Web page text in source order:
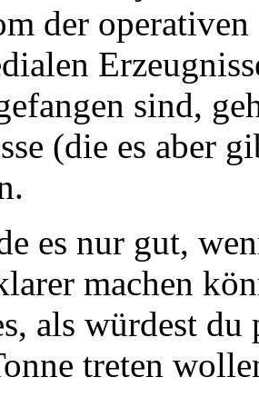
der
sind,
(die es aber
es nur gut,
machen
als würdest du
treten